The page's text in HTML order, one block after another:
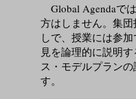
Global Agendaで
方はしません。集
しで、授業には参
見を論理的に説明
ス・モデルプラン
す。